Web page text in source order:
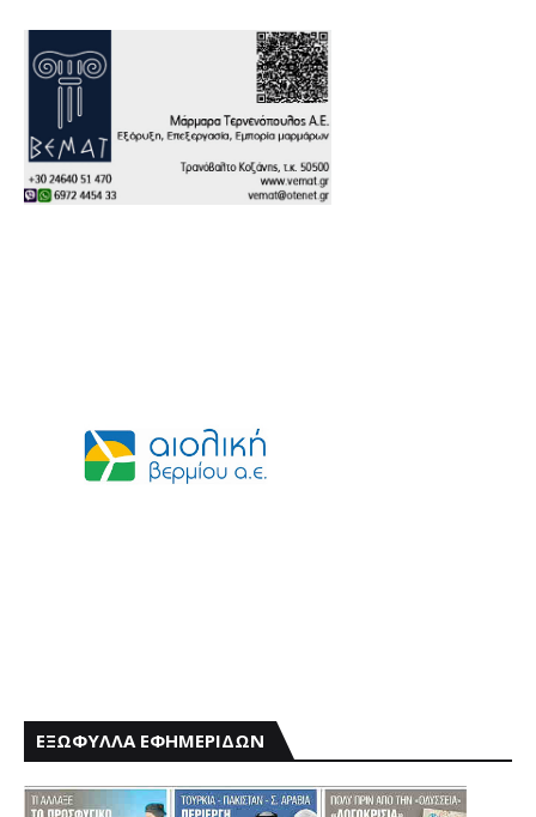
ΕΞΩΦΥΛΛΑ ΕΦΗΜΕΡΙΔΩΝ